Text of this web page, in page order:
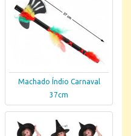
Machado Índio Carnaval
37cm